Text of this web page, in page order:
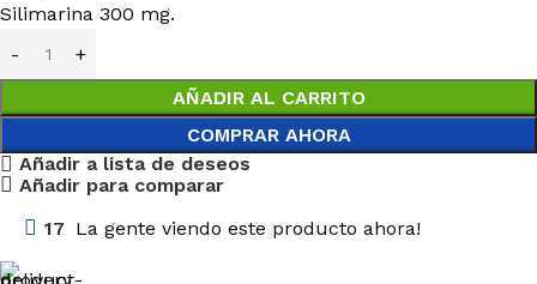
Silimarina 300 mg.
AÑADIR AL CARRITO
COMPRAR AHORA
Añadir a lista de deseos
Añadir para comparar
17 La gente viendo este producto ahora!